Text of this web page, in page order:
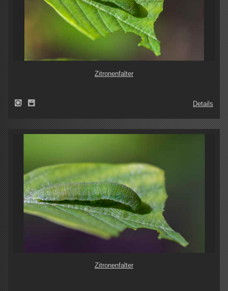
Zitronenfalter
Details
Zitronenfalter